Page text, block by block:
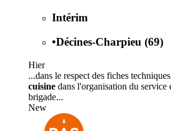
Intérim
•Décines-Charpieu (69)
Hier
...dans le respect des fiches
cuisine dans l'organisation du service
brigade...
New